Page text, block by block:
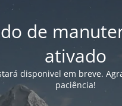
de
ativado
disponivel em breve.
paciência!